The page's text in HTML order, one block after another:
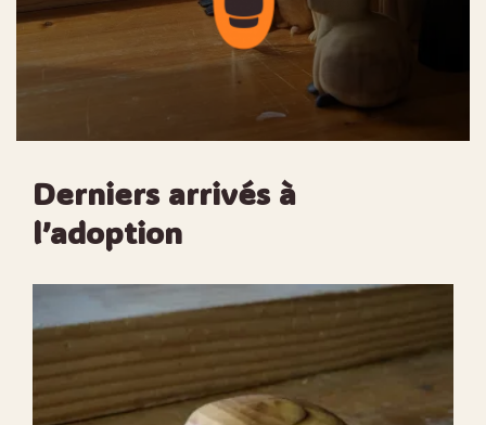
Derniers arrivés à
l’adoption